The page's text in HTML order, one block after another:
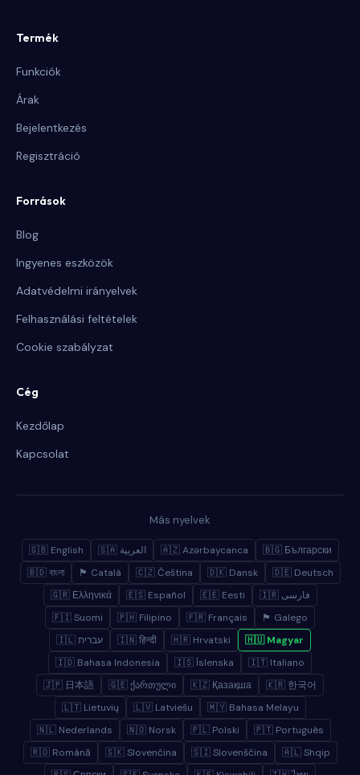
Termék
Funkciók
Árak
Bejelentkezés
Regisztráció
Források
Blog
Ingyenes eszközök
Adatvédelmi irányelvek
Felhasználási feltételek
Cookie szabályzat
Cég
Kezdőlap
Kapcsolat
Más nyelvek
🇬🇧 English 🇸🇦 العربية 🇦🇿 Azərbaycanca
🇧🇬 Български
🇧🇩 বাংলা
🏴 Català 🇨🇿 Čeština 🇩🇰 Dansk
🇩🇪 Deutsch
🇬🇷 Ελληνικά
🇪🇸 Español 🇪🇪 Eesti
🇮🇷 فارسی
🇫🇮 Suomi
🇵🇭 Filipino 🇫🇷 Français
🏴 Galego
🇮🇱 עברית
🇮🇳 हिन्दी 🇭🇷 Hrvatski
🇭🇺 Magyar
🇮🇩 Bahasa Indonesia
🇮🇸 Íslenska
🇮🇹 Italiano
🇯🇵 日本語
🇬🇪 ქართული 🇰🇿 Қазақша
🇰🇷 한국어
🇱🇹 Lietuvių
🇱🇻 Latviešu
🇲🇾 Bahasa Melayu
🇳🇱 Nederlands
🇳🇴 Norsk 🇵🇱 Polski
🇵🇹 Português
🇷🇴 Română
🇸🇰 Slovenčina 🇸🇮 Slovenščina
🇦🇱 Shqip